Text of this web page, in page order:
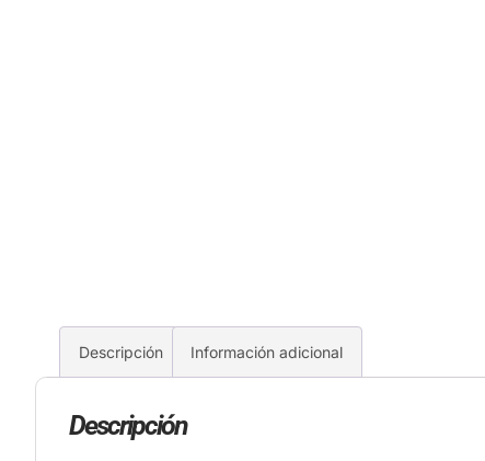
Descripción Información adicional
Descripción